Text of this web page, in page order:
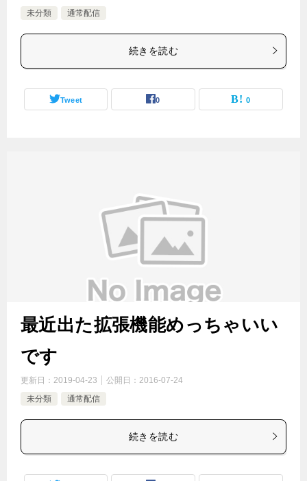
未分類
通常配信
続きを読む
Tweet 0 0
最近出た拡張機能めっちゃいい
です
更新日： 2019-04-23 公開日： 2016-07-24
未分類
通常配信
続きを読む